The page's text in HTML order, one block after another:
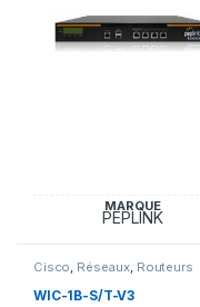
MARQUE
PEPLINK
Cisco, Réseaux, Routeurs
WIC-1B-S/T-V3